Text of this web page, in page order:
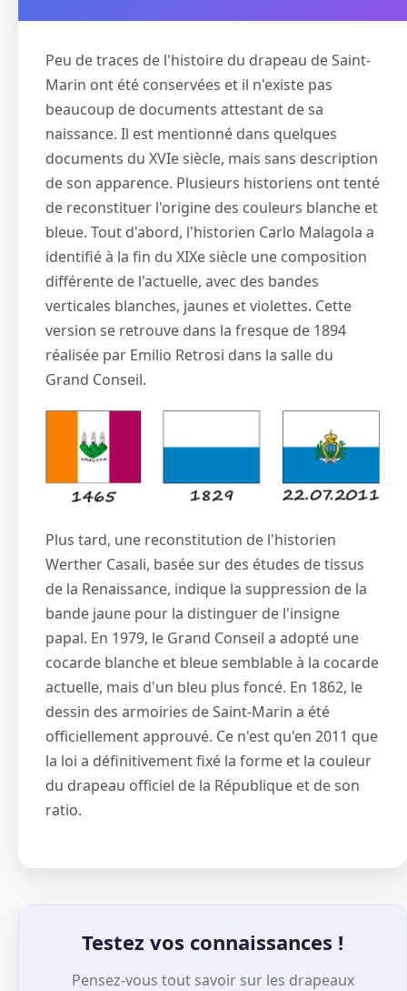
Peu de traces de l'histoire du drapeau de Saint-
Marin ont été conservées et il n'existe pas
beaucoup de documents attestant de sa
naissance. Il est mentionné dans quelques
documents du XVIe siècle, mais sans description
de son apparence. Plusieurs historiens ont tenté
de reconstituer l'origine des couleurs blanche et
bleue. Tout d'abord, l'historien Carlo Malagola a
identifié à la fin du XIXe siècle une composition
différente de l'actuelle, avec des bandes
verticales blanches, jaunes et violettes. Cette
version se retrouve dans la fresque de 1894
réalisée par Emilio Retrosi dans la salle du
Grand Conseil.
Plus tard, une reconstitution de l'historien
Werther Casali, basée sur des études de tissus
de la Renaissance, indique la suppression de la
bande jaune pour la distinguer de l'insigne
papal. En 1979, le Grand Conseil a adopté une
cocarde blanche et bleue semblable à la cocarde
actuelle, mais d'un bleu plus foncé. En 1862, le
dessin des armoiries de Saint-Marin a été
officiellement approuvé. Ce n'est qu'en 2011 que
la loi a définitivement fixé la forme et la couleur
du drapeau officiel de la République et de son
ratio.
Testez vos connaissances !
Pensez-vous tout savoir sur les drapeaux